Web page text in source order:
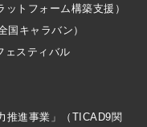
トフォーム構築支援）
国キャラバン）
ェスティバル
推進事業」（TICAD9関